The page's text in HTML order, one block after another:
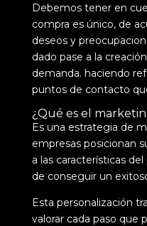
Debemos tener en
compra es único, de
deseos y
dado pase a la
demanda. haciendo
puntos de contacto
¿Qué es el
Es una estrategia de
empresas posicionan
a las características
de conseguir un
Esta personalización
valorar cada paso que